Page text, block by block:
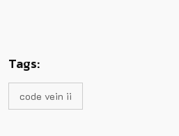
Tags:
code vein ii